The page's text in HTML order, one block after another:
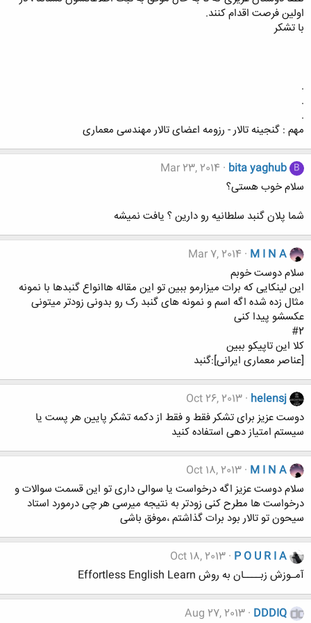
اولین فرصت اقدام کنند.
با تشکر
.
.
.
مهم : گنجینه تالار - رزومه اعضای تالار مهندسی معماری
B
bita yaghub
Mar 23, 2014
سلام خوب هستی؟
شما پلان گنبد سلطانیه رو دارین ؟ یافت نمیشه
M I N A
Mar 7, 2014
سلام دوست خوبم
این لینکایی که برات میزارمو ببین تو این مقاله هاانواع گنبدها با نمونه
مثال زده شده اگه اسم و نمونه های گنبد رک رو بدونی زودتر میتونی
عکسشو پیدا کنی
#2
کلا این تاپیکو ببین
[عناصر معماری ایرانی]:گنبد
helensj
Oct 26, 2013
دوست عزیز برای تشکر فقط و فقط از دکمه تشکر پایین هر پست یا
سیستم امتیاز دهی استفاده کنید
M I N A
Oct 18, 2013
سلام دوست عزیز اگه درخواست یا سوالی داری تو این قسمت سوالات و
درخواست ها مطرح کنی زودتر به نتیجه میرسی هر چی درمورد استاد
سیحون تو تالار بود برات گذاشتم ،موفق باشی
P O U R I A
Oct 18, 2013
آمـوزش زبــــان به روش Effortless English Learn
DDDIQ
Aug 27, 2013